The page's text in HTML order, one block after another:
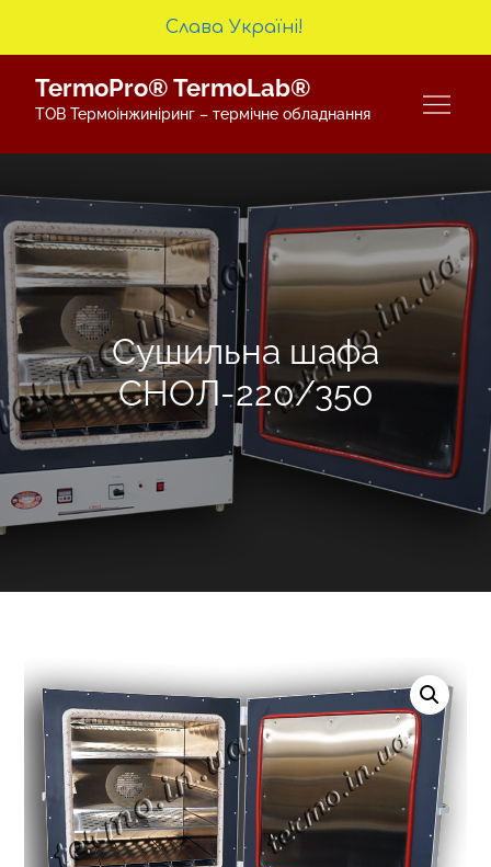
TermoPro® TermoLab®
ТОВ Термоінжиніринг – термічне обладнання
Сушильна шафа
СНОЛ-220/350
Слава Україні!